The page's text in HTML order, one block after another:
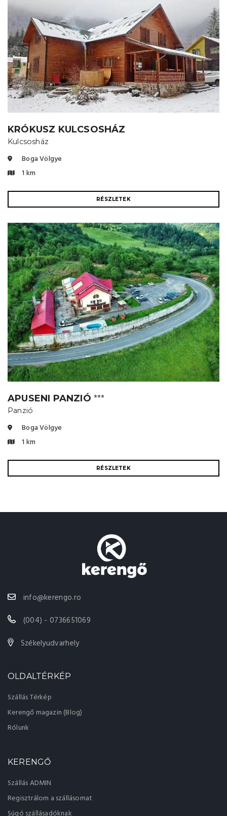
KRÓKUSZ KULCSOSHÁZ
Kulcsosház
Boga Völgye
1 km
RÉSZLETEK
APUSENI PANZIÓ ⭐⭐⭐
Panzió
Boga Völgye
1 km
RÉSZLETEK
info@kerengo.ro
(004) - 0736651069
Székelyudvarhely
OLDALTÉRKÉP
Szállás Térkép
Kerengő magazin (Blog)
Rólunk
KERENGŐ
Szállás ADMIN
Regisztrálom a szállásomat
Súgó szállásadóknak